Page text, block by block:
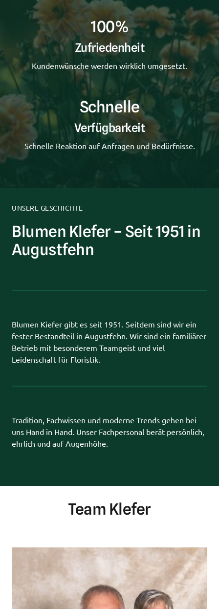
100%
Zufriedenheit
Kundenwünsche werden wirklich umgesetzt.
Schnelle
Verfügbarkeit
Schnelle Reaktion auf Anfragen und Bedürfnisse.
UNSERE GESCHICHTE
Blumen Klefer – Seit 1951 in
Augustfehn
Blumen Kiefer gibt es seit 1951. Seitdem sind wir ein
fester Bestandteil in Augustfehn. Wir sind ein familiärer
Betrieb mit besonderem Teamgeist und viel
Leidenschaft für Floristik.
Tradition, Fachwissen und moderne Trends gehen bei
uns Hand in Hand. Unser Fachpersonal berät persönlich,
ehrlich und auf Augenhöhe.
Team Klefer